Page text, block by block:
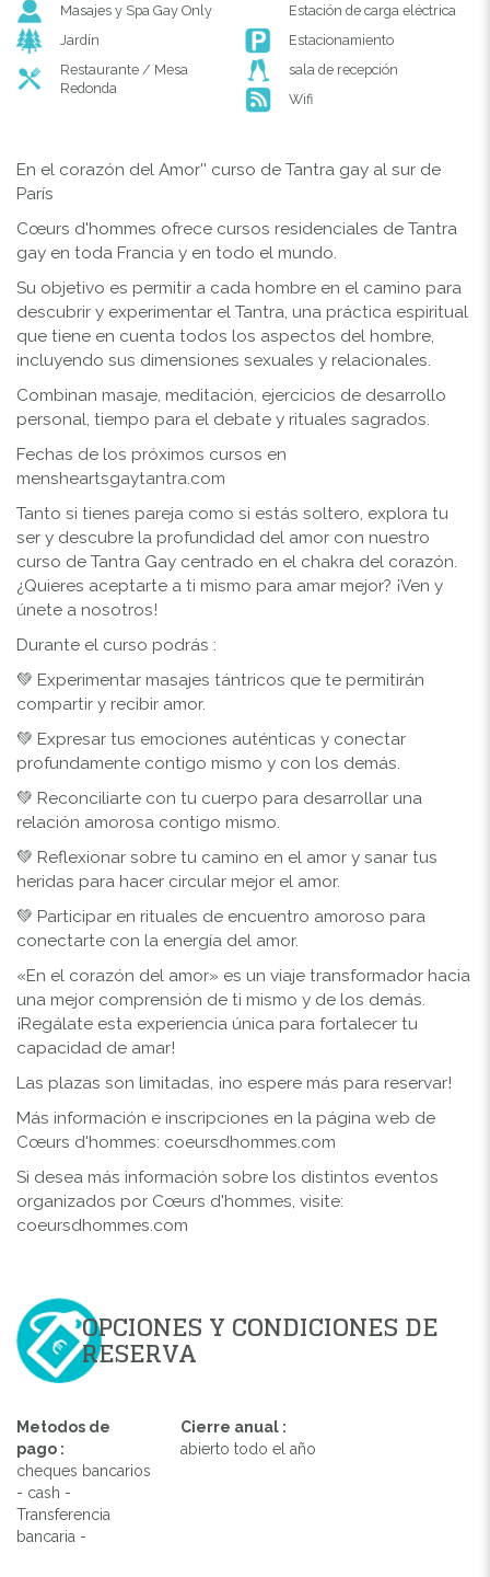
Masajes y Spa Gay Only
Estación de carga eléctrica
Jardín
Estacionamiento
Restaurante / Mesa
Redonda
sala de recepción
Wifi
En el corazón del Amor'' curso de Tantra gay al sur de
París
Cœurs d'hommes ofrece cursos residenciales de Tantra
gay en toda Francia y en todo el mundo.
Su objetivo es permitir a cada hombre en el camino para
descubrir y experimentar el Tantra, una práctica espiritual
que tiene en cuenta todos los aspectos del hombre,
incluyendo sus dimensiones sexuales y relacionales.
Combinan masaje, meditación, ejercicios de desarrollo
personal, tiempo para el debate y rituales sagrados.
Fechas de los próximos cursos en
mensheartsgaytantra.com
Tanto si tienes pareja como si estás soltero, explora tu
ser y descubre la profundidad del amor con nuestro
curso de Tantra Gay centrado en el chakra del corazón.
¿Quieres aceptarte a ti mismo para amar mejor? ¡Ven y
únete a nosotros!
Durante el curso podrás :
💚 Experimentar masajes tántricos que te permitirán
compartir y recibir amor.
💚 Expresar tus emociones auténticas y conectar
profundamente contigo mismo y con los demás.
💚 Reconciliarte con tu cuerpo para desarrollar una
relación amorosa contigo mismo.
💚 Reflexionar sobre tu camino en el amor y sanar tus
heridas para hacer circular mejor el amor.
💚 Participar en rituales de encuentro amoroso para
conectarte con la energía del amor.
«En el corazón del amor» es un viaje transformador hacia
una mejor comprensión de ti mismo y de los demás.
¡Regálate esta experiencia única para fortalecer tu
capacidad de amar!
Las plazas son limitadas, ¡no espere más para reservar!
Más información e inscripciones en la página web de
Cœurs d'hommes: coeursdhommes.com
Si desea más información sobre los distintos eventos
organizados por Cœurs d'hommes, visite:
coeursdhommes.com
OPCIONES Y CONDICIONES DE
RESERVA
Metodos de
pago :
cheques bancarios
- cash -
Transferencia
bancaria -
Cierre anual :
abierto todo el año